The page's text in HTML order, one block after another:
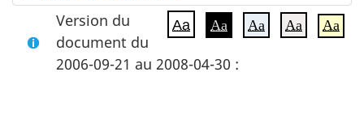
Aa Aa Aa Aa Aa
Version du
document du
2006-09-21 au 2008-04-30 :